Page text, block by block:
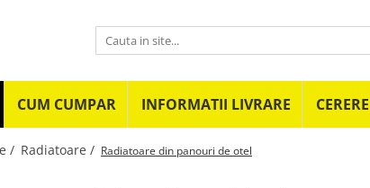
CUM CUMPAR INFORMATII LIVRARE
/ Radiatoare / Radiatoare din panouri de otel